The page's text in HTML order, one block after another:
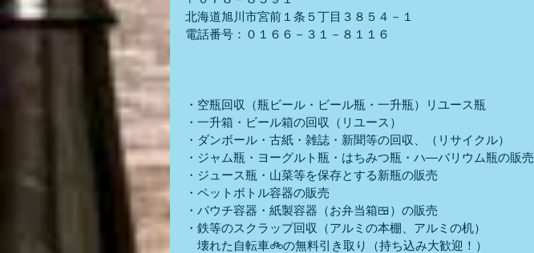
北海道旭川市宮前１条５丁目３８５４－１
電話番号：０１６６－３１－８１１６
・空瓶回収（瓶ビール・ビール瓶・一升瓶）リユース瓶
・一升箱・ビール箱の回収（リユース）
・ダンボール・古紙・雑誌・新聞等の回収、（リサイクル）
・ジャム瓶・ヨーグルト瓶・はちみつ瓶・ハ―バリウム瓶の販売
・ジュース瓶・山菜等を保存とする新瓶の販売
・ペットボトル容器の販売
・パウチ容器・紙製容器（お弁当箱🍱）の販売
・鉄等のスクラップ回収（アルミの本棚、アルミの机）
壊れた自転車🚲の無料引き取り（持ち込み大歓迎！）